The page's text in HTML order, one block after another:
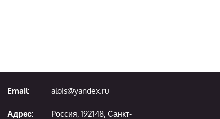
Email: alois@yandex.ru
Адрес:
Россия, 192148, Санкт-